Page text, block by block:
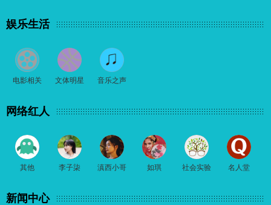
娱乐生活
电影相关 文体明星 音乐之声
网络红人
其他 李子柒 滇西小哥 如琪 社会实验 名人堂
新闻中心